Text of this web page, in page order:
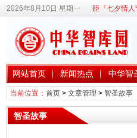
2026年8月10日 星期一 距『七夕情
网站首页 新闻热点 中华智
当前位置： 首页> 文章管理 > 智圣故事
智圣故事